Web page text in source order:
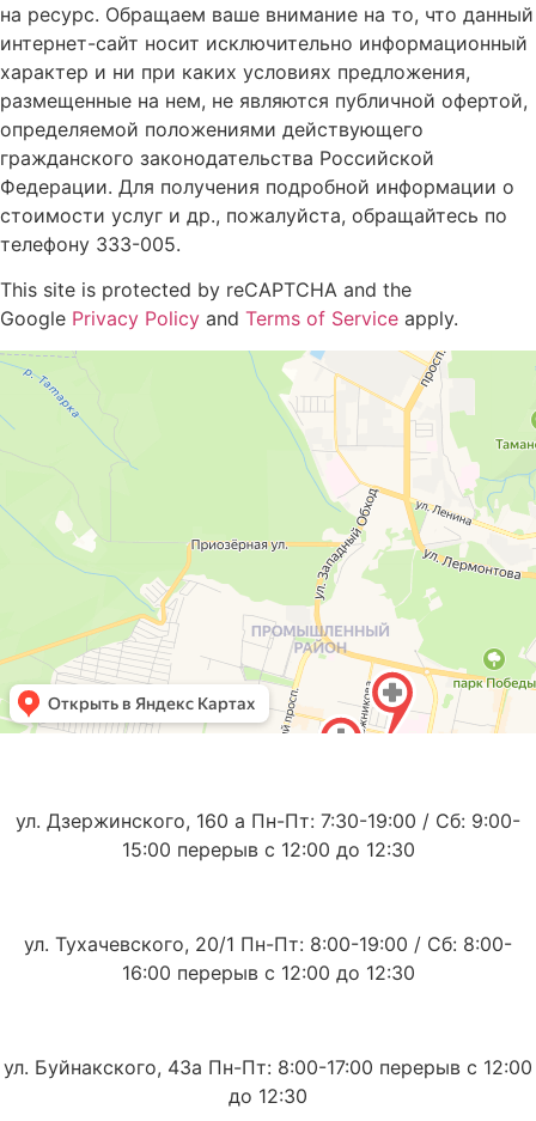
на ресурс. Обращаем ваше внимание на то, что данный
интернет-сайт носит исключительно информационный
характер и ни при каких условиях предложения,
размещенные на нем, не являются публичной офертой,
определяемой положениями действующего
гражданского законодательства Российской
Федерации. Для получения подробной информации о
стоимости услуг и др., пожалуйста, обращайтесь по
телефону 333-005.
This site is protected by reCAPTCHA and the
Google Privacy Policy and Terms of Service apply.
ул. Дзержинского, 160 а Пн-Пт: 7:30-19:00 / Сб: 9:00-
15:00 перерыв с 12:00 до 12:30
ул. Тухачевского, 20/1 Пн-Пт: 8:00-19:00 / Сб: 8:00-
16:00 перерыв с 12:00 до 12:30
ул. Буйнакского, 43а Пн-Пт: 8:00-17:00 перерыв с 12:00
до 12:30